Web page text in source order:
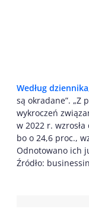
Według
są okradane”. „Z
wykroczeń
w 2022 r.
bo o 24,6 proc.,
Odnotowano ich
Źródło: